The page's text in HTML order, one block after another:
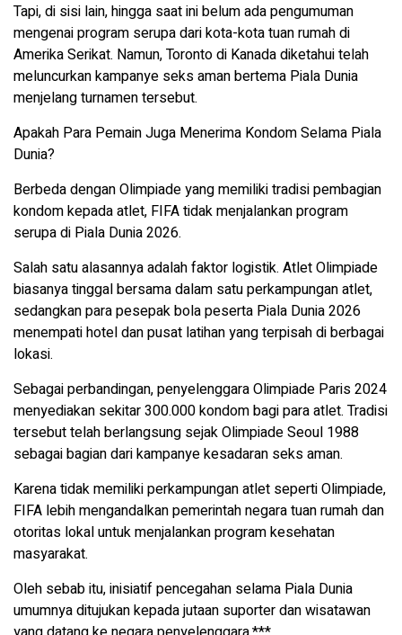
Tapi, di sisi lain, hingga saat ini belum ada pengumuman
mengenai program serupa dari kota-kota tuan rumah di
Amerika Serikat. Namun, Toronto di Kanada diketahui telah
meluncurkan kampanye seks aman bertema Piala Dunia
menjelang turnamen tersebut.
Apakah Para Pemain Juga Menerima Kondom Selama Piala
Dunia?
Berbeda dengan Olimpiade yang memiliki tradisi pembagian
kondom kepada atlet, FIFA tidak menjalankan program
serupa di Piala Dunia 2026.
Salah satu alasannya adalah faktor logistik. Atlet Olimpiade
biasanya tinggal bersama dalam satu perkampungan atlet,
sedangkan para pesepak bola peserta Piala Dunia 2026
menempati hotel dan pusat latihan yang terpisah di berbagai
lokasi.
Sebagai perbandingan, penyelenggara Olimpiade Paris 2024
menyediakan sekitar 300.000 kondom bagi para atlet. Tradisi
tersebut telah berlangsung sejak Olimpiade Seoul 1988
sebagai bagian dari kampanye kesadaran seks aman.
Karena tidak memiliki perkampungan atlet seperti Olimpiade,
FIFA lebih mengandalkan pemerintah negara tuan rumah dan
otoritas lokal untuk menjalankan program kesehatan
masyarakat.
Oleh sebab itu, inisiatif pencegahan selama Piala Dunia
umumnya ditujukan kepada jutaan suporter dan wisatawan